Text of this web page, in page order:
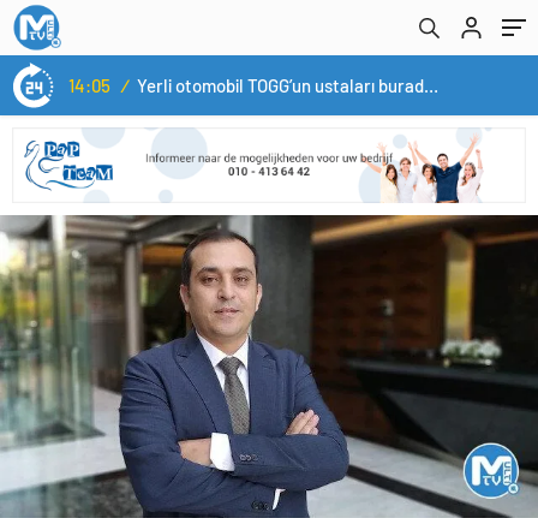
14:05 / Yerli otomobil TOGG’un ustaları burada yetişecek